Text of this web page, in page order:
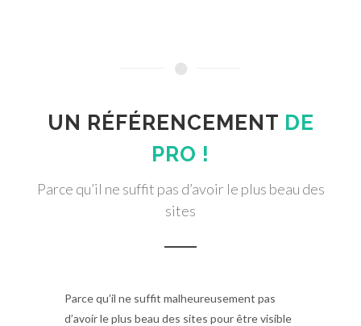
UN RÉFÉRENCEMENT DE
PRO !
Parce qu’il ne suffit pas d’avoir le plus beau des
sites
Parce qu’il ne suffit malheureusement pas
d’avoir le plus beau des sites pour être visible